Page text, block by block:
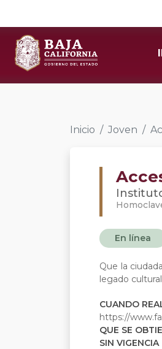
Inicio Joven
En línea
Que la
legado
CUANDO
https://
QUE SE
SIN VIGENCIA